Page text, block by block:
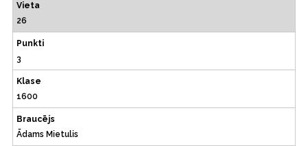
Vieta
26
Punkti
3
Klase
1600
Braucējs
Ādams Mietulis